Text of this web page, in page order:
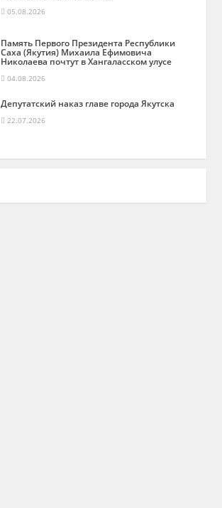
05.08.2026
Память Первого Президента Республики
Саха (Якутия) Михаила Ефимовича
Николаева почтут в Хангаласском улусе
04.08.2026
Депутатский наказ главе города Якутска
22.07.2026